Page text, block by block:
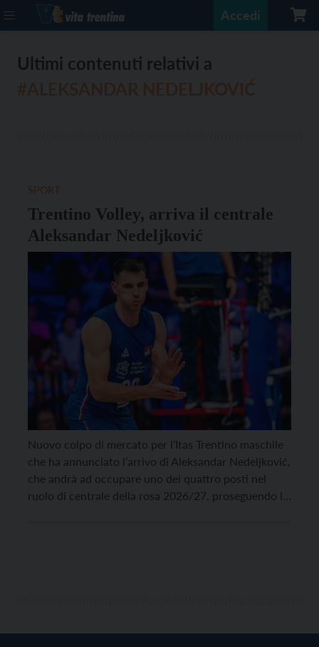
Accedi
Ultimi contenuti relativi a
Trentino Volley, arriva il centrale
Aleksandar Nedeljković
Nuovo colpo di mercato per l’Itas Trentino maschile
che ha annunciato l’arrivo di Aleksandar Nedeljković,
che andrà ad occupare uno dei quattro posti nel
ruolo di centrale della rosa 2026/27, proseguendo la